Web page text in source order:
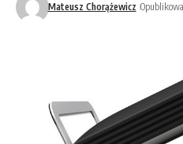
Mateusz Chorążewicz